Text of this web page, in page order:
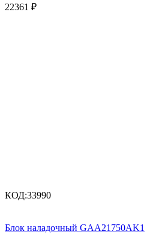
22361 ₽
КОД:33990
Блок наладочный GAA21750AK1